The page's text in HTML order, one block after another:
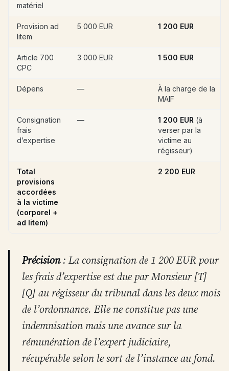
matériel
Provision ad
litem
5 000 EUR 1 200 EUR
Article 700
CPC
3 000 EUR 1 500 EUR
Dépens —
À la charge de la
MAIF
Consignation
frais
d’expertise
— 1 200 EUR (à
verser par la
victime au
régisseur)
Total
provisions
accordées
à la victime
(corporel +
ad litem)
2 200 EUR
Précision: La consignation de 1 200 EUR pour
les frais d’expertise est due par Monsieur [T]
[Q] au régisseur du tribunal dans les deux mois
de l’ordonnance. Elle ne constitue pas une
indemnisation mais une avance sur la
rémunération de l’expert judiciaire,
récupérable selon le sort de l’instance au fond.